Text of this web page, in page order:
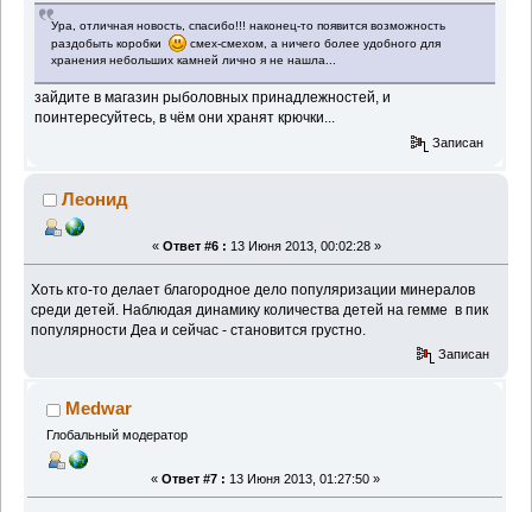
Ура, отличная новость, спасибо!!! наконец-то появится возможность
раздобыть коробки
смех-смехом, а ничего более удобного для
хранения небольших камней лично я не нашла...
зайдите в магазин рыболовных принадлежностей, и
поинтересуйтесь, в чём они хранят крючки...
Записан
Леонид
« Ответ #6 : 13 Июня 2013, 00:02:28 »
Хоть кто-то делает благородное дело популяризации минералов
среди детей. Наблюдая динамику количества детей на гемме в пик
популярности Деа и сейчас - становится грустно.
Записан
Medwar
Глобальный модератор
« Ответ #7 : 13 Июня 2013, 01:27:50 »